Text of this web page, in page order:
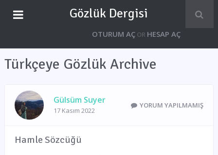
Gözlük Dergisi
OTURUM AÇOR HESAP AÇ
Türkçeye Gözlük Archive
Gülsüm Suyer
17 Kasım 2022
YORUM YAPILMAMIŞ
Hamle Sözcüğü